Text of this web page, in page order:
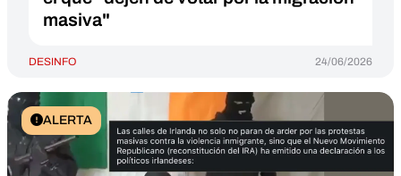
masiva"
DESINFO 24/06/2026
ALERTA